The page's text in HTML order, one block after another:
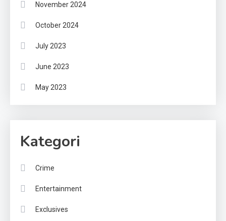
November 2024
October 2024
July 2023
June 2023
May 2023
Kategori
Crime
Entertainment
Exclusives